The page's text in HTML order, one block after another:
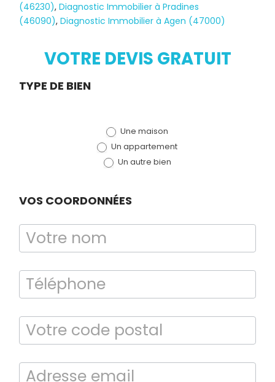
Diagnostic
Bilan énergétique
DPE
(46230),Diagnostic Immobilier à Pradines
(46090),Diagnostic Immobilier à Agen (47000)
VOTRE DEVIS GRATUIT
Demande
TYPE DE BIEN
Une maison
Un appartement
Un autre bien
VOS COORDONNÉES